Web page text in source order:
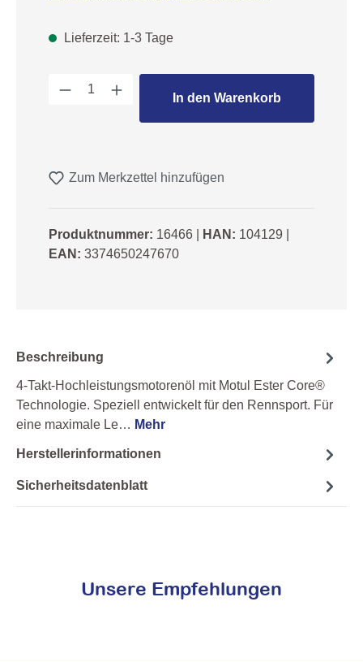
Lieferzeit: 1-3 Tage
Produkt Anzahl: Gib den
In den Warenkorb
Zum Merkzettel hinzufügen
Produktnummer: 16466 HAN: 104129
EAN: 3374650247670
Beschreibung
4-Takt-Hochleistungsmotorenöl mit Motul Ester Core®
Technologie. Speziell entwickelt für den Rennsport. Für
eine maximale Le… Mehr
Herstellerinformationen
Sicherheitsdatenblatt
Unsere Empfehlungen